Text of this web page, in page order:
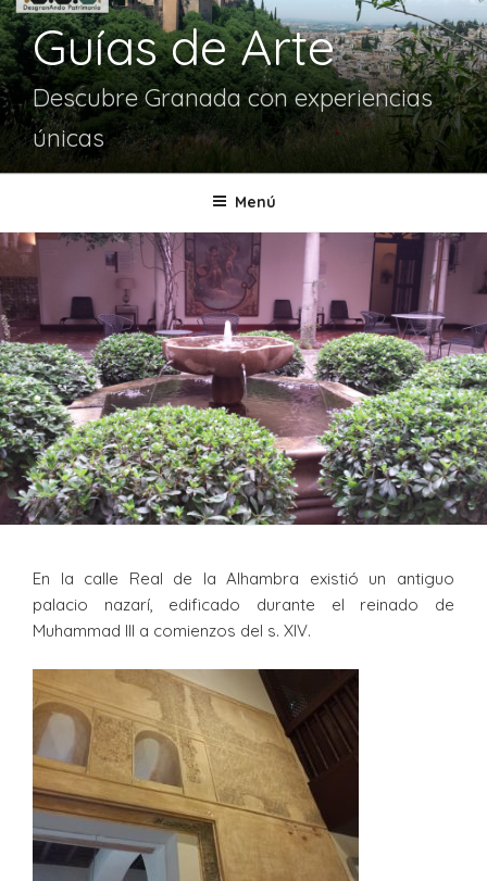
Guías de Arte
Descubre Granada con experiencias
únicas
Menú
En la calle Real de la Alhambra existió un antiguo
palacio nazarí, edificado durante el reinado de
Muhammad III a comienzos del s. XIV.